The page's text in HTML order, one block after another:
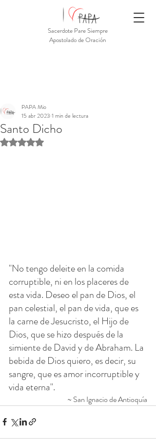
Sacerdote Pare Siempre
Apostolado de Oración
Santo Dicho
PAPA Mio
15 abr 2023 1 min de lectura
Obtuvo NaN de 5 estrellas.
"No tengo deleite en la comida
corruptible, ni en los placeres de
esta vida. Deseo el pan de Dios, el
pan celestial, el pan de vida, que es
la carne de Jesucristo, el Hijo de
Dios, que se hizo después de la
simiente de David y de Abraham. La
bebida de Dios quiero, es decir, su
sangre, que es amor incorruptible y
vida eterna".
~ San Ignacio de Antioquía